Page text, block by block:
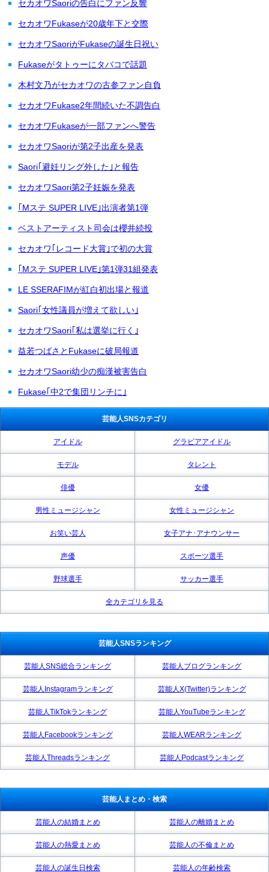
セカオワSaoriの告白にファン反響
セカオワFukaseが20歳年下と交際
セカオワSaoriがFukaseの誕生日祝い
Fukaseがタトゥーにタバコで話題
木村文乃がセカオワの古参ファン自負
セカオワFukase2年間続いた不調告白
セカオワFukaseが一部ファンへ警告
セカオワSaoriが第2子出産を発表
Saori｢避妊リング外した｣と報告
セカオワSaori第2子妊娠を発表
｢Mステ SUPER LIVE｣出演者第1弾
ベストアーティスト司会は櫻井続投
セカオワ｢レコード大賞｣で初の大賞
｢Mステ SUPER LIVE｣第1弾31組発表
LE SSERAFIMが紅白初出場と報道
Saori｢女性議員が増えて欲しい｣
セカオワSaori｢私は選挙に行く｣
益若つばさとFukaseに破局報道
セカオワSaori幼少の痴漢被害告白
Fukase｢中2で集団リンチに｣
芸能人SNSカテゴリ
アイドル グラビアアイドル
モデル タレント
俳優 女優
男性ミュージシャン 女性ミュージシャン
お笑い芸人 女子アナ･アナウンサー
声優 スポーツ選手
野球選手 サッカー選手
全カテゴリを見る
芸能人SNSランキング
芸能人SNS総合ランキング 芸能人ブログランキング
芸能人Instagramランキング 芸能人X(Twitter)ランキング
芸能人TikTokランキング 芸能人YouTubeランキング
芸能人Facebookランキング 芸能人WEARランキング
芸能人Threadsランキング 芸能人Podcastランキング
芸能人まとめ・検索
芸能人の結婚まとめ 芸能人の離婚まとめ
芸能人の熱愛まとめ 芸能人の不倫まとめ
芸能人の誕生日検索 芸能人の年齢検索